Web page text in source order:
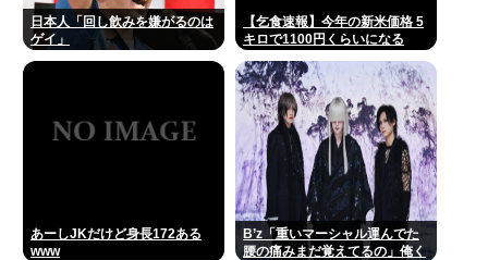
日本人「回し飲みを嫌がるのは
ゲイ」
【乞食速報】今年の新米価格 5
キロで1100円くらいになる
あーしJKだけど身長172ある
www
B’z「重いマーシャル運んでた
腰の痛みまだ覚えてるの」俺く